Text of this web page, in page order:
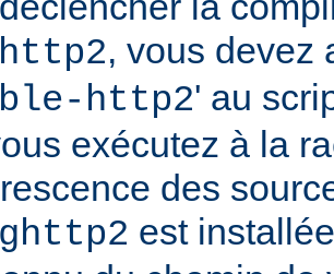
, vous devez
http2' au
exécutez à la
des
est